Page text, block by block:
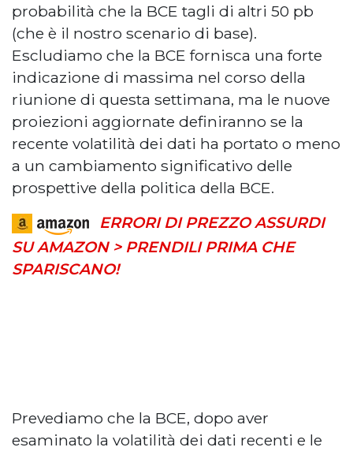
probabilità che la BCE tagli di altri 50 pb
(che è il nostro scenario di base).
Escludiamo che la BCE fornisca una forte
indicazione di massima nel corso della
riunione di questa settimana, ma le nuove
proiezioni aggiornate definiranno se la
recente volatilità dei dati ha portato o meno
a un cambiamento significativo delle
prospettive della politica della BCE.
ERRORI DI PREZZO ASSURDI
SU AMAZON > PRENDILI PRIMA CHE
SPARISCANO!
Prevediamo che la BCE, dopo aver
esaminato la volatilità dei dati recenti e le